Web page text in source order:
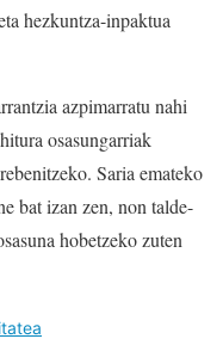
hezkuntza-inpaktua
azpimarratu nahi
osasungarriak
Saria emateko
bat izan zen, non talde-
hobetzeko zuten